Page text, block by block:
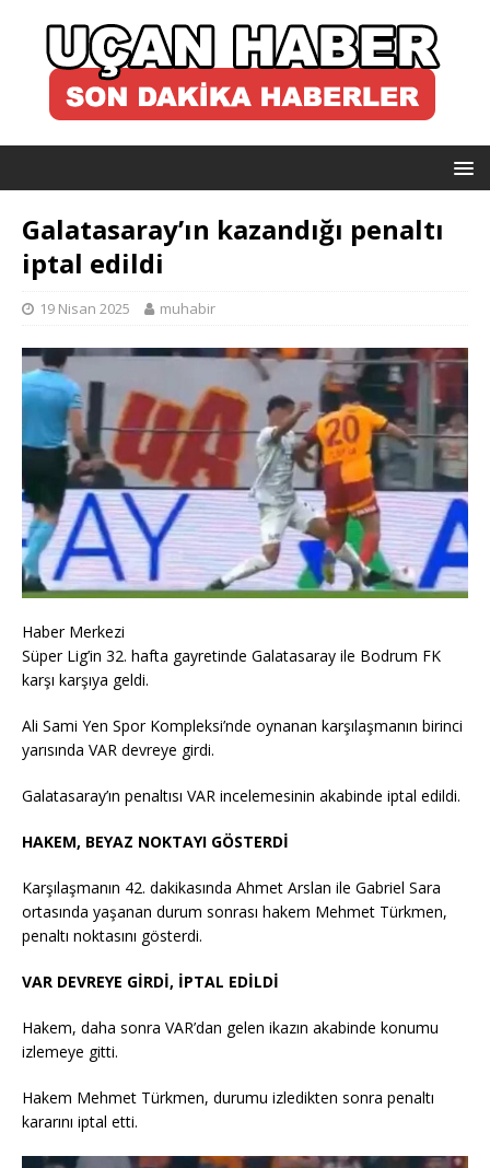
Galatasaray’ın kazandığı penaltı
iptal edildi
19 Nisan 2025 muhabir
Haber Merkezi
Süper Lig’in 32. hafta gayretinde Galatasaray ile Bodrum FK
karşı karşıya geldi.
Ali Sami Yen Spor Kompleksi’nde oynanan karşılaşmanın birinci
yarısında VAR devreye girdi.
Galatasaray’ın penaltısı VAR incelemesinin akabinde iptal edildi.
HAKEM, BEYAZ NOKTAYI GÖSTERDİ
Karşılaşmanın 42. dakikasında Ahmet Arslan ile Gabriel Sara
ortasında yaşanan durum sonrası hakem Mehmet Türkmen,
penaltı noktasını gösterdi.
VAR DEVREYE GİRDİ, İPTAL EDİLDİ
Hakem, daha sonra VAR’dan gelen ikazın akabinde konumu
izlemeye gitti.
Hakem Mehmet Türkmen, durumu izledikten sonra penaltı
kararını iptal etti.